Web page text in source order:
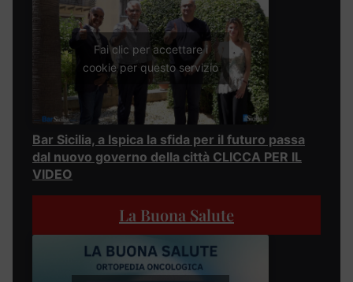
Fai clic per accettare i
cookie per questo servizio
Bar Sicilia, a Ispica la sfida per il futuro passa
dal nuovo governo della città CLICCA PER IL
VIDEO
La Buona Salute